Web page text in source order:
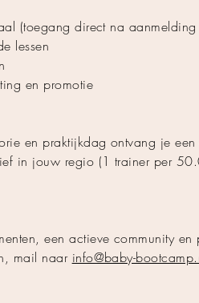
(toegang direct na
lessen
en promotie
en praktijkdag ontvang je een
in jouw regio (1 trainer per
een actieve community
mail naar info@baby-